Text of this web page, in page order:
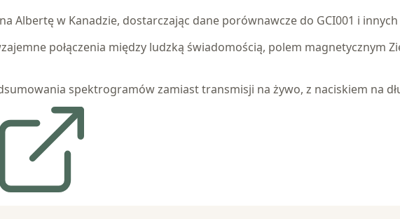
Albertę w Kanadzie, dostarczając dane porównawcze do GCI001 i innych
połączenia między ludzką świadomością, polem
spektrogramów zamiast transmisji na żywo, z naciskiem na